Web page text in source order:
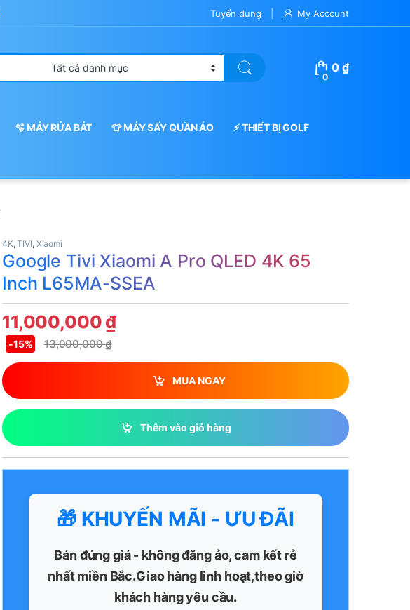
Tuyển dụng My Account
0
0₫
🫧 MÁY RỬA BÁT 👕 MÁY SẤY QUẦN ÁO ⚡ THIẾT BỊ GOLF
4K,TIVI, Xiaomi
Google Tivi Xiaomi A Pro QLED 4K 65
Inch L65MA-SSEA
11,000,000 ₫
13,000,000₫
-15%
MUA NGAY
Thêm vào giỏ hàng
🎁 KHUYẾN MÃI - ƯU ĐÃI
Bán đúng giá - không đăng ảo, cam kết rẻ
nhất miền Bắc.Giao hàng linh hoạt,theo giờ
khách hàng yêu cầu.